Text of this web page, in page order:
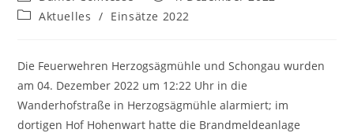
Autor:
veröffentlicht:
Beitrags-
Aktuelles / Einsätze 2022
Die Feuerwehren Herzogsägmühle und Schongau wurden
am 04. Dezember 2022 um 12:22 Uhr in die
Wanderhofstraße in Herzogsägmühle alarmiert; im
dortigen Hof Hohenwart hatte die Brandmeldeanlage